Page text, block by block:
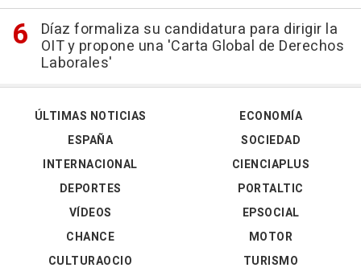
Díaz formaliza su candidatura para dirigir la
OIT y propone una 'Carta Global de Derechos
Laborales'
ÚLTIMAS NOTICIAS
ESPAÑA
INTERNACIONAL
DEPORTES
VÍDEOS
ECONOMÍA
SOCIEDAD
CIENCIAPLUS
PORTALTIC
EPSOCIAL
CHANCE
CULTURAOCIO
MOTOR
TURISMO